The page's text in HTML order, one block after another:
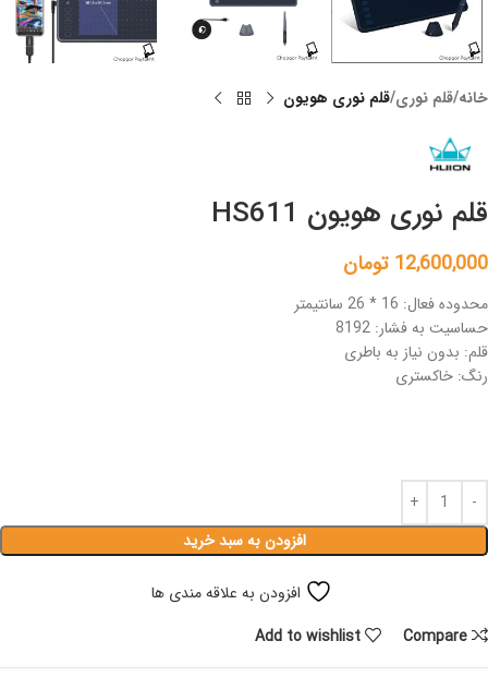
خانه قلم نوری قلم نوری هویون
قلم نوری هویون HS611
12,600,000 تومان
محدوده فعال: 16 * 26 سانتیمتر
حساسیت به فشار: 8192
قلم: بدون نیاز به باطری
رنگ: خاکستری
افزودن به سبد خرید
افزودن به علاقه مندی ها
Compare
Add to wishlist